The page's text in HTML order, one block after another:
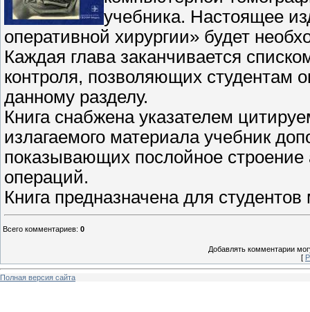
учебника. Настоящее
оперативной хирургии» будет
Каждая глава заканчивается
контроля, позволяющих студентам
данному разделу.
Книга снабжена указателем
излагаемого материала учебник
показывающих послойное
операций.
Книга предназначена для
Всего комментариев: 0
Добавлять комментарии
[
Полная версия сайта